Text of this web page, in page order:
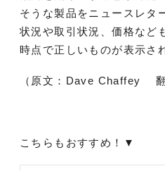
そうな製品をニュースレタ
状況や取引状況、価格など
時点で正しいものが表示さ
（原文：Dave Chaffey
こちらもおすすめ！▼